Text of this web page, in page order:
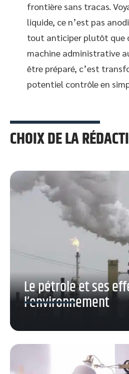
frontière sans tracas.
liquide, ce n’est pas
tout anticiper plutôt que
machine administrative
être préparé, c’est
potentiel contrôle en
CHOIX DE LA
Le pétrole et ses
l’environnement